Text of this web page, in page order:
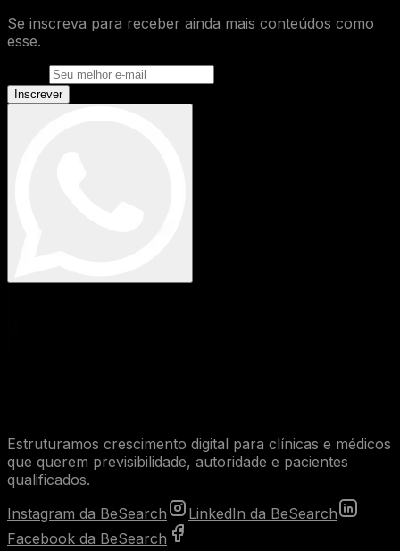
Se inscreva para receber ainda mais conteúdos como
esse.
Inscrever
Estruturamos crescimento digital para clínicas e médicos
que querem previsibilidade, autoridade e pacientes
qualificados.
Instagram da BeSearch
LinkedIn da BeSearch
Facebook da BeSearch